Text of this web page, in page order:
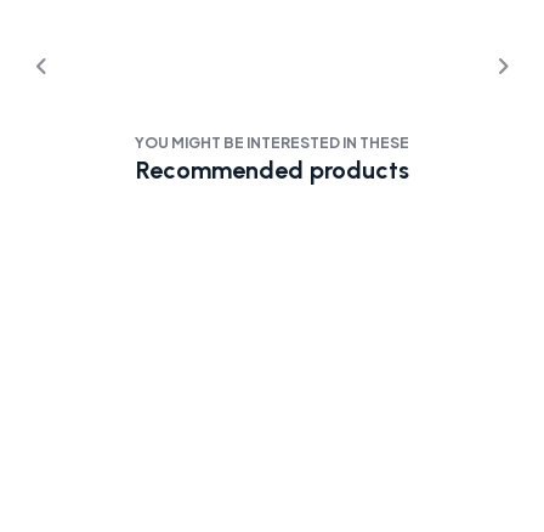
YOU MIGHT BE INTERESTED IN THESE
Recommended products